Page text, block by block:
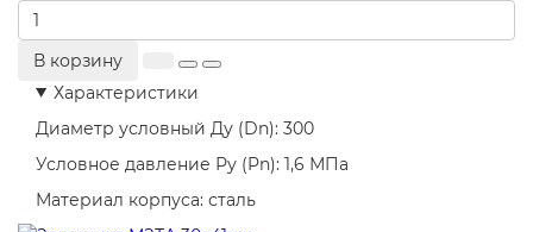
В корзину
Характеристики
Диаметр условный Ду (Dn): 300
Условное давление Ру (Pn): 1,6 МПа
Материал корпуса: сталь